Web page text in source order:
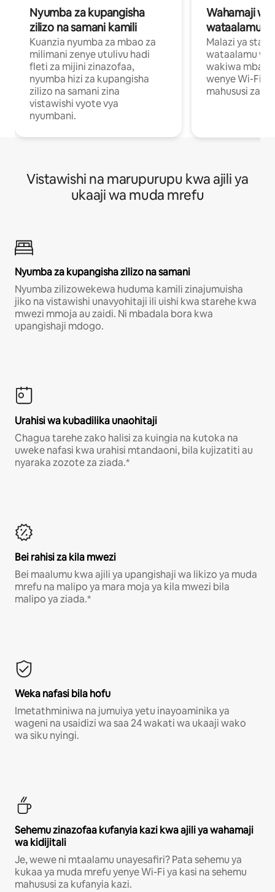
Nyumba za kupangisha
zilizo na samani kamili
Kuanzia nyumba za mbao za
milimani zenye utulivu hadi
fleti za mijini zinazofaa,
nyumba hizi za kupangisha
zilizo na samani zina
vistawishi vyote vya
nyumbani.
Wahamaji
wataalamu
Malazi ya
wataalamu
wakiwa mbali
wenye Wi-Fi
mahususi za
Vistawishi na marupurupu kwa ajili ya
ukaaji wa muda mrefu
Nyumba za kupangisha zilizo na samani
Nyumba zilizowekewa huduma kamili zinajumuisha
jiko na vistawishi unavyohitaji ili uishi kwa starehe kwa
mwezi mmoja au zaidi. Ni mbadala bora kwa
upangishaji mdogo.
Urahisi wa kubadilika unaohitaji
Chagua tarehe zako halisi za kuingia na kutoka na
uweke nafasi kwa urahisi mtandaoni, bila kujizatiti au
nyaraka zozote za ziada.*
Bei rahisi za kila mwezi
Bei maalumu kwa ajili ya upangishaji wa likizo ya muda
mrefu na malipo ya mara moja ya kila mwezi bila
malipo ya ziada.*
Weka nafasi bila hofu
Imetathminiwa na jumuiya yetu inayoaminika ya
wageni na usaidizi wa saa 24 wakati wa ukaaji wako
wa siku nyingi.
Sehemu zinazofaa kufanyia kazi kwa ajili ya wahamaji
wa kidijitali
Je, wewe ni mtaalamu unayesafiri? Pata sehemu ya
kukaa ya muda mrefu yenye Wi-Fi ya kasi na sehemu
mahususi za kufanyia kazi.